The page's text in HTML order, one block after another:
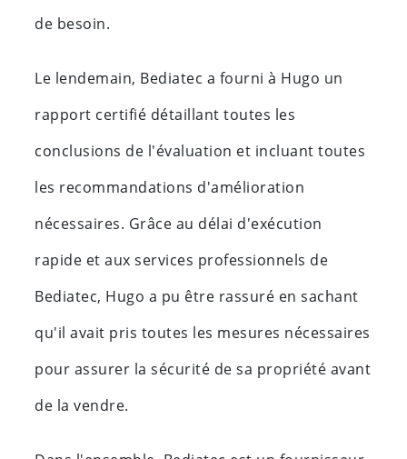
de besoin.
Le lendemain, Bediatec a fourni à Hugo un
rapport certifié détaillant toutes les
conclusions de l'évaluation et incluant toutes
les recommandations d'amélioration
nécessaires. Grâce au délai d'exécution
rapide et aux services professionnels de
Bediatec, Hugo a pu être rassuré en sachant
qu'il avait pris toutes les mesures nécessaires
pour assurer la sécurité de sa propriété avant
de la vendre.